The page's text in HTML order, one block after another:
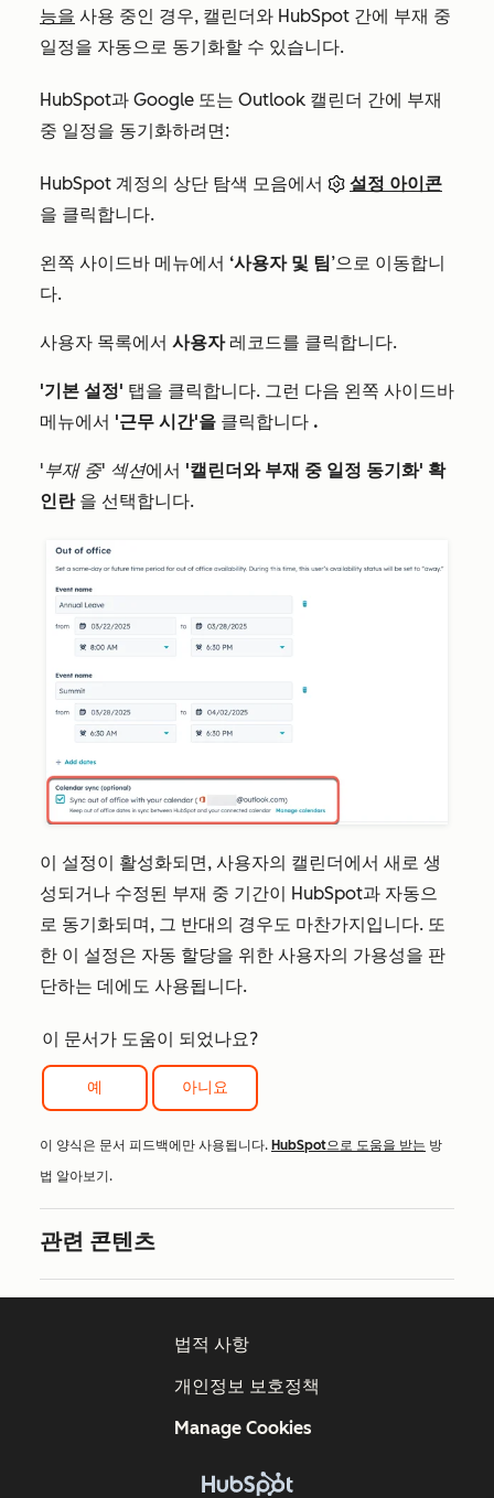
능을 사용 중인 경우, 캘린더와 HubSpot 간에 부재 중
일정을 자동으로 동기화할 수 있습니다.
HubSpot과 Google 또는 Outlook 캘린더 간에 부재
중 일정을 동기화하려면:
HubSpot 계정의 상단 탐색 모음에서
설정 아이콘
을 클릭합니다.
왼쪽 사이드바 메뉴에서 ‘사용자 및 팀’으로 이동합니
다.
사용자 목록에서 사용자레코드를 클릭합니다.
'기본 설정' 탭을 클릭합니다. 그런 다음 왼쪽 사이드바
메뉴에서 '근무 시간'을 클릭합니다 .
'부재 중' 섹션에서 '캘린더와 부재 중 일정 동기화' 확
인란 을 선택합니다.
이 설정이 활성화되면, 사용자의 캘린더에서 새로 생
성되거나 수정된 부재 중 기간이 HubSpot과 자동으
로 동기화되며, 그 반대의 경우도 마찬가지입니다. 또
한 이 설정은 자동 할당을 위한 사용자의 가용성을 판
단하는 데에도 사용됩니다.
이 문서가 도움이 되었나요?
예 아니요
이 양식은 문서 피드백에만 사용됩니다. HubSpot으로 도움을 받는 방
법 알아보기.
관련 콘텐츠
법적 사항
개인정보 보호정책
Manage Cookies